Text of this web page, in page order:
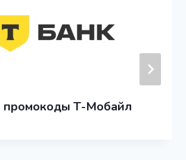
промокоды Т-Мобайл